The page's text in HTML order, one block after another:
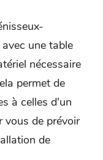
une table
nécessaire
permet de
à celles d'un
de prévoir
de